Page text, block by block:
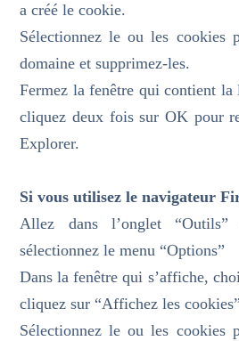
a créé le cookie.
Sélectionnez le ou les cookies
domaine et supprimez-les.
Fermez la fenêtre qui contient
cliquez deux fois sur OK pour
Explorer.
Si vous utilisez le navigateur
Allez dans l’onglet
sélectionnez le menu “Options”
Dans la fenêtre qui s’affiche,
cliquez sur “Affichez les cookies”
Sélectionnez le ou les cookies